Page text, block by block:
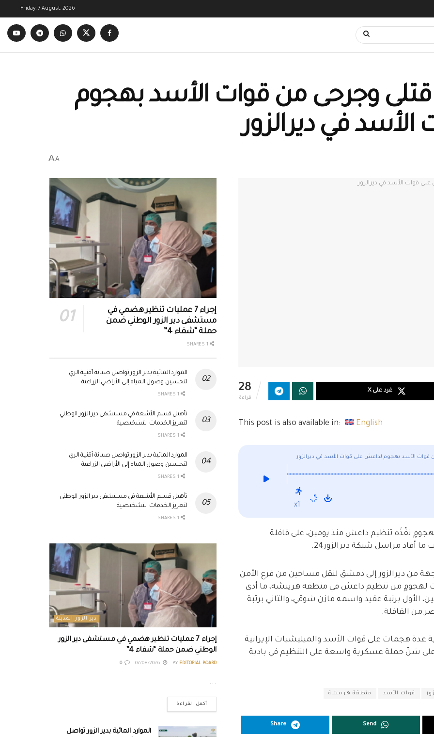
Friday, 7 August, 2026
وجرحى من قوات الأسد بهجوم
في ديرالزور
A
A
28
قراءة
غرد على X
This post is also available in: English
قوات الأسد بهجوم لداعش على قوات الأسد في ديرالزور
x1
نفّذَه تنظيم داعش منذ يومين، على قافلة
مراسل شبكة ديرالزور24.
من ديرالزور إلى دمشق لنقل مساجين من فرع الأمن
بتاريخ 23 – 12 – 2019، تعرضت لهجومٍ من تنظيم داعش في منطقة هريبشة، ما أدى
برتبة عقيد واسمه مازن شوقي، والثاني برتبة
هجمات على قوات الأسد والميليشيات الإيرانية
على شنّ حملة عسكرية واسعة على التنظيم في بادية
قوات الأسد منطقة هريبشة
Send
Share
إجراء 7 عمليات تنظير هضمي في
مستشفى دير الزور الوطني ضمن
حملة “شفاء 4”
الموارد المائية بدير الزور تواصل صيانة أقنية الري
لتحسين وصول المياه إلى الأراضي الزراعية
تأهيل قسم الأشعة في مستشفى دير الزور الوطني
لتعزيز الخدمات التشخيصية
الموارد المائية بدير الزور تواصل صيانة أقنية الري
لتحسين وصول المياه إلى الأراضي الزراعية
تأهيل قسم الأشعة في مستشفى دير الزور الوطني
لتعزيز الخدمات التشخيصية
دير الزور المدينة
إجراء 7 عمليات تنظير هضمي في مستشفى دير الزور
الوطني ضمن حملة “شفاء 4”
BY EDITORIAL BOARD
0
...
أكمل القراءة
الموارد المائية بدير الزور تواصل